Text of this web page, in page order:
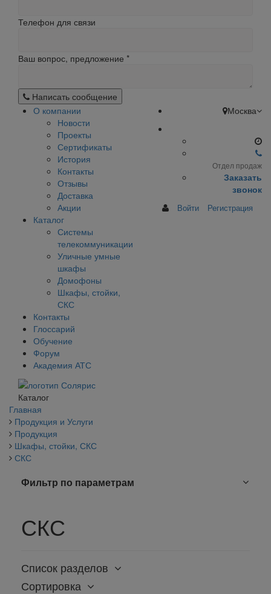
Телефон для связи
Ваш вопрос, предложение *
Написать сообщение
О компании
Новости
Проекты
Сертификаты
История
Контакты
Отзывы
Доставка
Акции
Каталог
Системы
телекоммуникации
Уличные умные
шкафы
Домофоны
Шкафы, стойки,
СКС
Контакты
Глоссарий
Обучение
Форум
Академия АТС
Москва
Отдел продаж
Заказать
звонок
Войти Регистрация
Каталог
Главная
Продукция и Услуги
Продукция
Шкафы, стойки, СКС
СКС
Фильтр по параметрам
СКС
Список разделов
Сортировка